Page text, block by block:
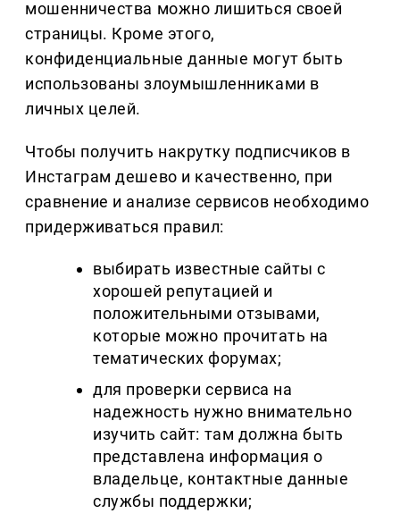
мошенничества можно лишиться своей
страницы. Кроме этого,
конфиденциальные данные могут быть
использованы злоумышленниками в
личных целей.
Чтобы получить накрутку подписчиков в
Инстаграм дешево и качественно, при
сравнение и анализе сервисов необходимо
придерживаться правил:
выбирать известные сайты с
хорошей репутацией и
положительными отзывами,
которые можно прочитать на
тематических форумах;
для проверки сервиса на
надежность нужно внимательно
изучить сайт: там должна быть
представлена информация о
владельце, контактные данные
службы поддержки;